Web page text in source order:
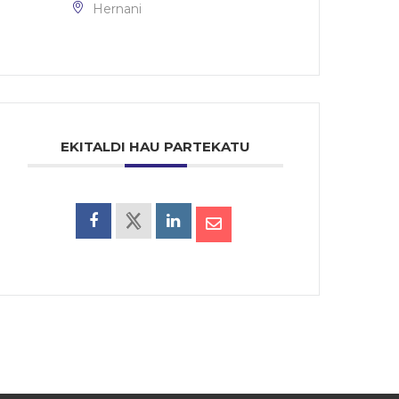
Hernani
EKITALDI HAU PARTEKATU